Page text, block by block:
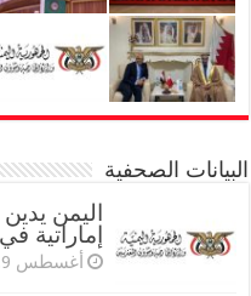
البيانات الصحفية
اليمن
إماراتية
أغسطس 9, 2026